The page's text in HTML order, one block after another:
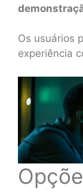
Os usuários
experiência